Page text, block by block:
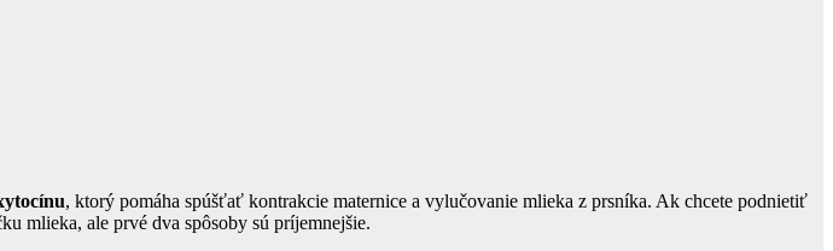
, ktorý pomáha spúšťať kontrakcie maternice a vylučovanie mlieka z prsníka. Ak chcete podnietiť
mlieka, ale prvé dva spôsoby sú príjemnejšie.